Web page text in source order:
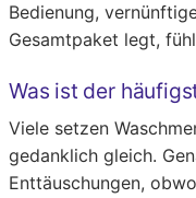
Bedienung,
Gesamtpaket legt,
Was ist der
Viele setzen
gedanklich gleich.
Enttäuschungen,